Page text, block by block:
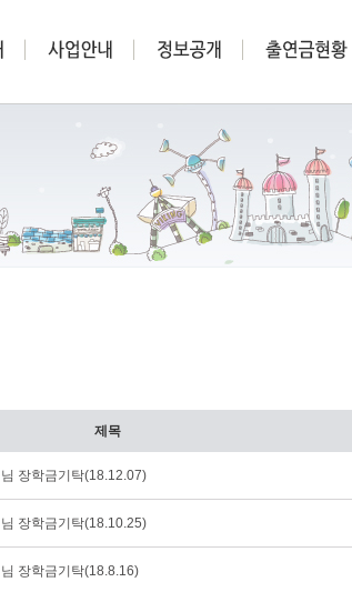
제목
장학금기탁(18.12.07)
장학금기탁(18.10.25)
장학금기탁(18.8.16)